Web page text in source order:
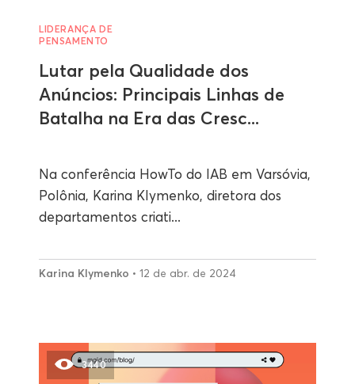
LIDERANÇA DE
PENSAMENTO
Lutar pela Qualidade dos
Anúncios: Principais Linhas de
Batalha na Era das Cresc...
Na conferência HowTo do IAB em Varsóvia,
Polônia, Karina Klymenko, diretora dos
departamentos criati...
Karina Klymenko • 12 de abr. de 2024
3440